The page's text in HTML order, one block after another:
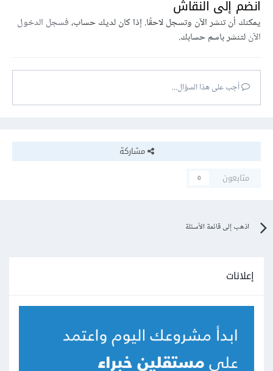
انضم إلى النقاش
يمكنك أن تنشر الآن وتسجل لاحقًا. إذا كان لديك حساب،فسجل الدخول
الآنلتنشر باسم حسابك.
أجب على هذا السؤال...
مشاركة
متابعون
0
اذهب إلى قائمة الأسئلة
إعلانات